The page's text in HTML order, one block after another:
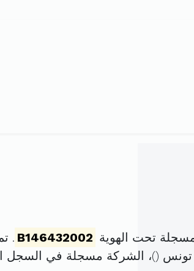
تحت الهوية B146432002 . تم
تونس ()، الشركة مسجلة في السجل